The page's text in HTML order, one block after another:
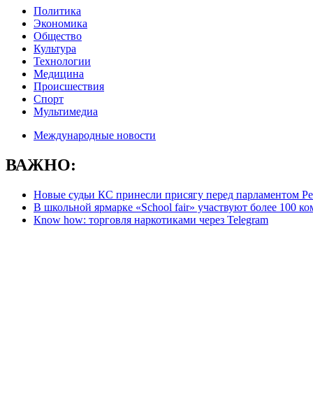
Политика
Экономика
Общество
Культура
Технологии
Медицина
Происшествия
Спорт
Мультимедиа
Международные новости
ВАЖНО:
Новые судьи КС принесли присягу перед парламентом
В школьной ярмарке «School fair» участвуют более 100
Кnow how: торговля наркотиками через Telegram